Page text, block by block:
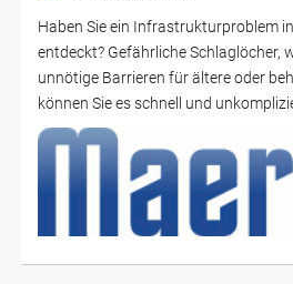
Haben Sie ein Infrastrukturproblem
entdeckt? Gefährliche Schlaglöcher,
unnötige Barrieren für ältere oder
können Sie es schnell und